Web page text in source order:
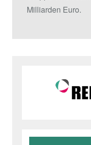
Milliarden Euro.